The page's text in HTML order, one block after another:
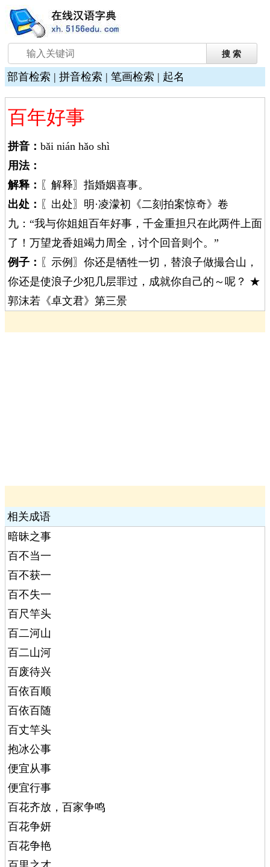
部首检索 | 拼音检索 | 笔画检索 | 起名
百年好事
拼音： bǎi nián hǎo shì
用法：
解释： 〖解释〗指婚姻喜事。
出处： 〖出处〗明·凌濛初《二刻拍案惊奇》卷
九：“我与你姐姐百年好事，千金重担只在此两件上面
了！万望龙香姐竭力周全，讨个回音则个。”
例子： 〖示例〗你还是牺牲一切，替浪子做撮合山，
你还是使浪子少犯几层罪过，成就你自己的～呢？ ★
郭沫若《卓文君》第三景
相关成语
暗昧之事
百不当一
百不获一
百不失一
百尺竿头
百二河山
百二山河
百废待兴
百依百顺
百依百随
百丈竿头
抱冰公事
便宜从事
便宜行事
百花齐放，百家争鸣
百花争妍
百花争艳